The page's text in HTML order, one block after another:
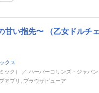
甘い指先〜 （乙女ドルチ
クス
ック） ／ ハーパーコリンズ・ジャパ
アプリ, ブラウザビューア